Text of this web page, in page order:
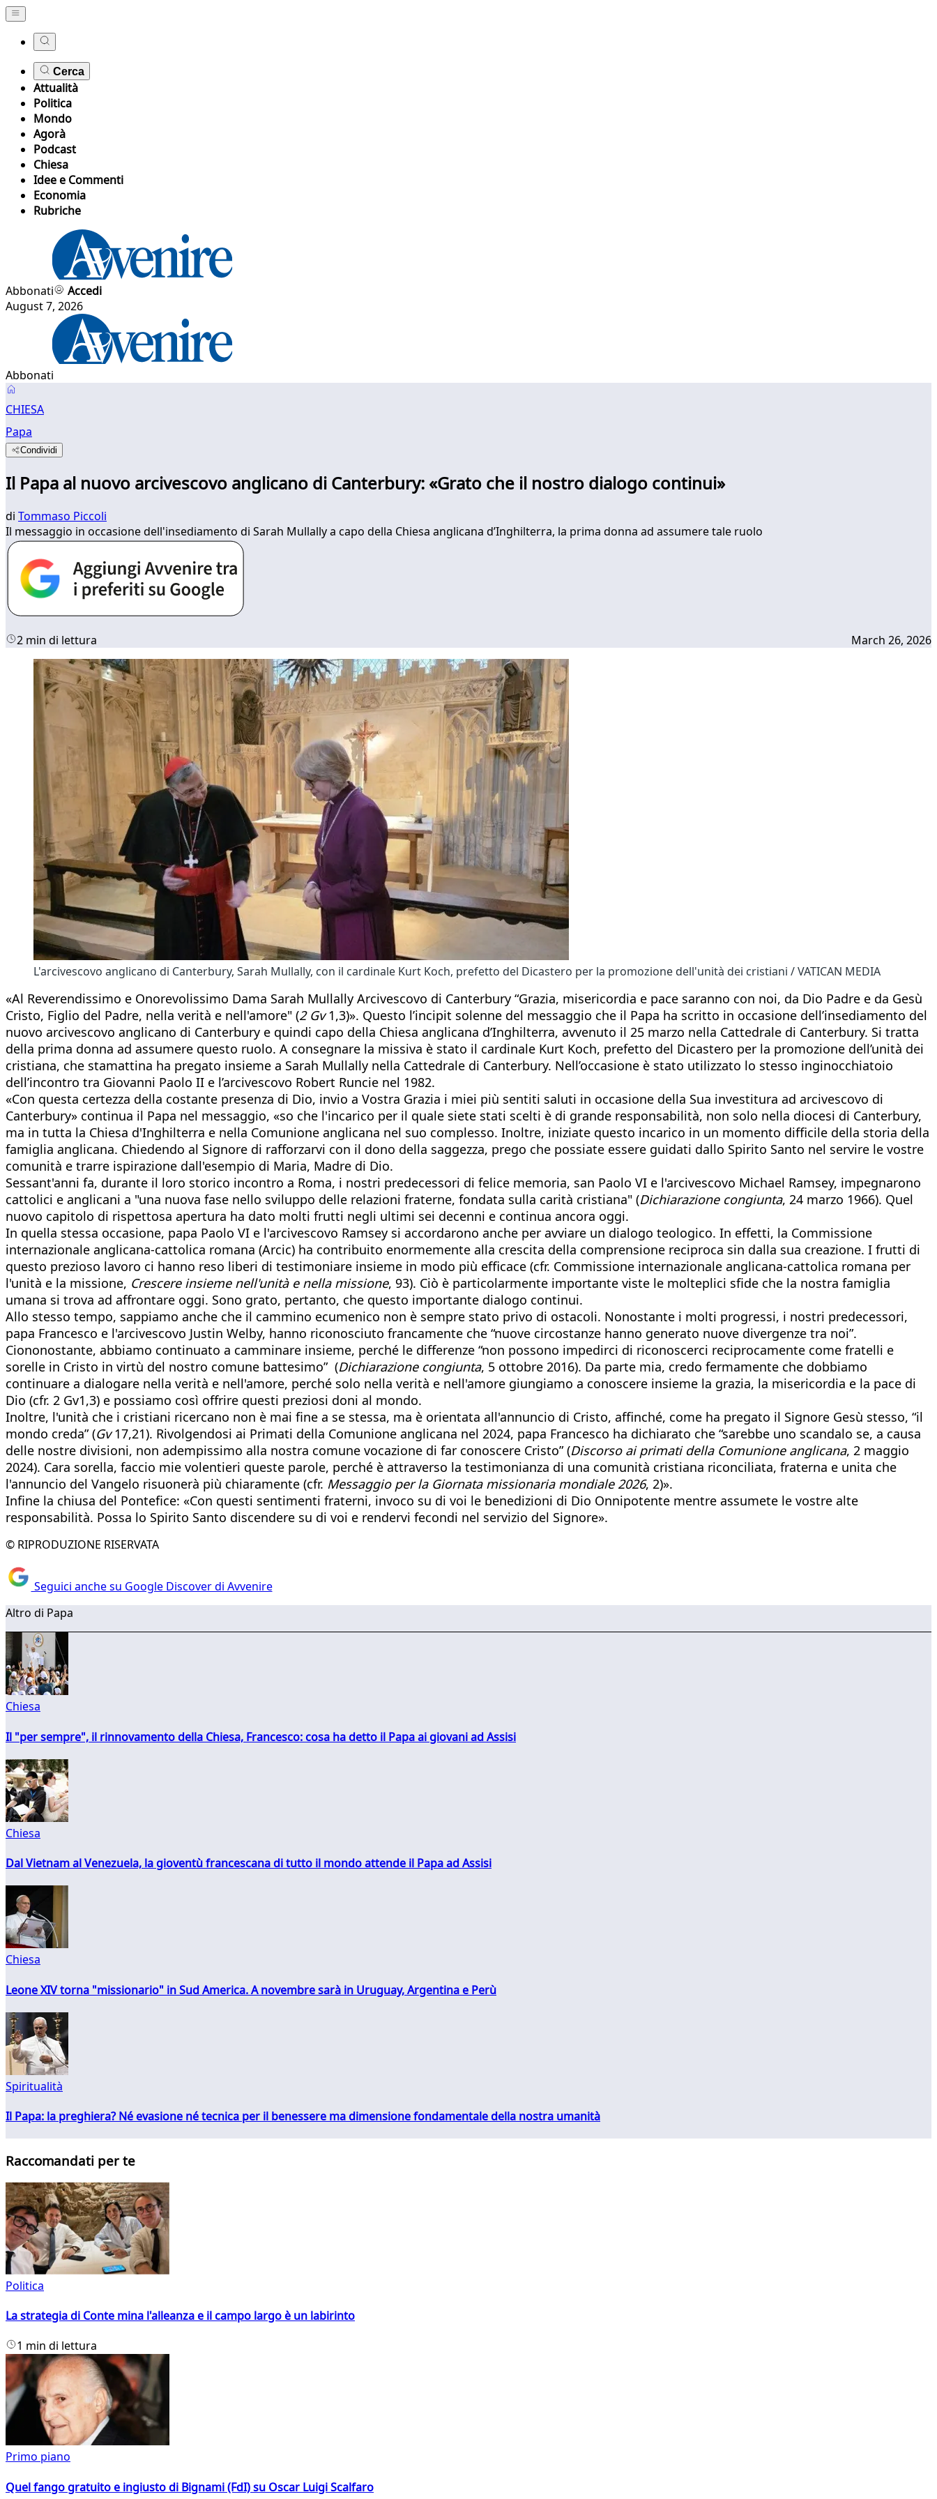
Cerca
Attualità
Politica
Mondo
Agorà
Podcast
Chiesa
Idee e Commenti
Economia
Rubriche
Abbonati
Accedi
August 7, 2026
Abbonati
CHIESA
Papa
Condividi
Il Papa al nuovo arcivescovo anglicano di Canterbury: «Grato che il nostro dialogo continui»
di Tommaso Piccoli
Il messaggio in occasione dell'insediamento di Sarah Mullally a capo della Chiesa anglicana d’Inghilterra, la prima donna ad assumere tale ruolo
2 min di lettura March 26, 2026
L'arcivescovo anglicano di Canterbury, Sarah Mullally, con il cardinale Kurt Koch, prefetto del Dicastero per la promozione dell'unità dei cristiani / VATICAN MEDIA
«Al Reverendissimo e Onorevolissimo Dama Sarah Mullally Arcivescovo di Canterbury “Grazia, misericordia e pace saranno con noi, da Dio Padre e da Gesù
Cristo, Figlio del Padre, nella verità e nell'amore" (2 Gv1,3)». Questo l’incipit solenne del messaggio che il Papa ha scritto in occasione dell’insediamento del
nuovo arcivescovo anglicano di Canterbury e quindi capo della Chiesa anglicana d’Inghilterra, avvenuto il 25 marzo nella Cattedrale di Canterbury. Si tratta
della prima donna ad assumere questo ruolo. A consegnare la missiva è stato il cardinale Kurt Koch, prefetto del Dicastero per la promozione dell’unità dei
cristiana, che stamattina ha pregato insieme a Sarah Mullally nella Cattedrale di Canterbury. Nell’occasione è stato utilizzato lo stesso inginocchiatoio
dell’incontro tra Giovanni Paolo II e l’arcivescovo Robert Runcie nel 1982.
«Con questa certezza della costante presenza di Dio, invio a Vostra Grazia i miei più sentiti saluti in occasione della Sua investitura ad arcivescovo di
Canterbury» continua il Papa nel messaggio, «so che l'incarico per il quale siete stati scelti è di grande responsabilità, non solo nella diocesi di Canterbury,
ma in tutta la Chiesa d'Inghilterra e nella Comunione anglicana nel suo complesso. Inoltre, iniziate questo incarico in un momento difficile della storia della
famiglia anglicana. Chiedendo al Signore di rafforzarvi con il dono della saggezza, prego che possiate essere guidati dallo Spirito Santo nel servire le vostre
comunità e trarre ispirazione dall'esempio di Maria, Madre di Dio.
Sessant'anni fa, durante il loro storico incontro a Roma, i nostri predecessori di felice memoria, san Paolo VI e l'arcivescovo Michael Ramsey, impegnarono
cattolici e anglicani a "una nuova fase nello sviluppo delle relazioni fraterne, fondata sulla carità cristiana" (Dichiarazione congiunta, 24 marzo 1966). Quel
nuovo capitolo di rispettosa apertura ha dato molti frutti negli ultimi sei decenni e continua ancora oggi.
In quella stessa occasione, papa Paolo VI e l'arcivescovo Ramsey si accordarono anche per avviare un dialogo teologico. In effetti, la Commissione
internazionale anglicana-cattolica romana (Arcic) ha contribuito enormemente alla crescita della comprensione reciproca sin dalla sua creazione. I frutti di
questo prezioso lavoro ci hanno reso liberi di testimoniare insieme in modo più efficace (cfr. Commissione internazionale anglicana-cattolica romana per
l'unità e la missione, Crescere insieme nell'unità e nella missione, 93). Ciò è particolarmente importante viste le molteplici sfide che la nostra famiglia
umana si trova ad affrontare oggi. Sono grato, pertanto, che questo importante dialogo continui.
Allo stesso tempo, sappiamo anche che il cammino ecumenico non è sempre stato privo di ostacoli. Nonostante i molti progressi, i nostri predecessori,
papa Francesco e l'arcivescovo Justin Welby, hanno riconosciuto francamente che “nuove circostanze hanno generato nuove divergenze tra noi”.
Ciononostante, abbiamo continuato a camminare insieme, perché le differenze “non possono impedirci di riconoscerci reciprocamente come fratelli e
sorelle in Cristo in virtù del nostro comune battesimo” (Dichiarazione congiunta, 5 ottobre 2016). Da parte mia, credo fermamente che dobbiamo
continuare a dialogare nella verità e nell'amore, perché solo nella verità e nell'amore giungiamo a conoscere insieme la grazia, la misericordia e la pace di
Dio (cfr. 2 Gv1,3) e possiamo così offrire questi preziosi doni al mondo.
Inoltre, l'unità che i cristiani ricercano non è mai fine a se stessa, ma è orientata all'annuncio di Cristo, affinché, come ha pregato il Signore Gesù stesso, “il
mondo creda” (Gv17,21). Rivolgendosi ai Primati della Comunione anglicana nel 2024, papa Francesco ha dichiarato che “sarebbe uno scandalo se, a causa
delle nostre divisioni, non adempissimo alla nostra comune vocazione di far conoscere Cristo” (Discorso ai primati della Comunione anglicana, 2 maggio
2024). Cara sorella, faccio mie volentieri queste parole, perché è attraverso la testimonianza di una comunità cristiana riconciliata, fraterna e unita che
l'annuncio del Vangelo risuonerà più chiaramente (cfr. Messaggio per la Giornata missionaria mondiale 2026, 2)».
Infine la chiusa del Pontefice: «Con questi sentimenti fraterni, invoco su di voi le benedizioni di Dio Onnipotente mentre assumete le vostre alte
responsabilità. Possa lo Spirito Santo discendere su di voi e rendervi fecondi nel servizio del Signore».
© RIPRODUZIONE RISERVATA
Seguici anche su Google Discover di Avvenire
Altro di Papa
Chiesa
Il "per sempre", il rinnovamento della Chiesa, Francesco: cosa ha detto il Papa ai giovani ad Assisi
Chiesa
Dal Vietnam al Venezuela, la gioventù francescana di tutto il mondo attende il Papa ad Assisi
Chiesa
Leone XIV torna "missionario" in Sud America. A novembre sarà in Uruguay, Argentina e Perù
Spiritualità
Il Papa: la preghiera? Né evasione né tecnica per il benessere ma dimensione fondamentale della nostra umanità
Raccomandati per te
Politica
La strategia di Conte mina l'alleanza e il campo largo è un labirinto
1 min di lettura
Primo piano
Quel fango gratuito e ingiusto di Bignami (FdI) su Oscar Luigi Scalfaro